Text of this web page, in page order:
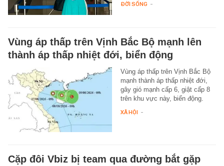
ĐỜI SỐNG -
Vùng áp thấp trên Vịnh Bắc Bộ mạnh lên
thành áp thấp nhiệt đới, biển động
Vùng áp thấp trên Vịnh Bắc Bộ
mạnh thành áp thấp nhiệt đới,
gây gió mạnh cấp 6, giật cấp 8
trên khu vực này, biển động.
XÃ HỘI -
Cặp đôi Vbiz bị team qua đường bắt gặp